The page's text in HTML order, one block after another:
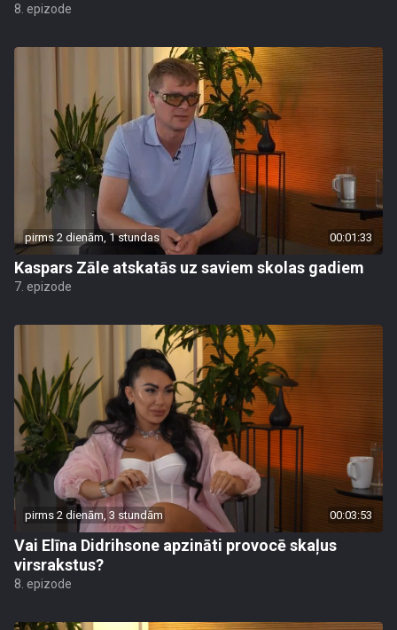
8. epizode
pirms 2 dienām, 1 stundas 00:01:33
Kaspars Zāle atskatās uz saviem skolas gadiem
7. epizode
pirms 2 dienām, 3 stundām 00:03:53
Vai Elīna Didrihsone apzināti provocē skaļus
virsrakstus?
8. epizode